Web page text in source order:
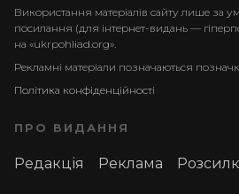
Використання матеріалів сайту лише за
посилання (для інтернет-видань —
на «ukrpohliad.org».
Рекламні матеріали позначаються
Політика конфіденційності
ПРО ВИДАННЯ
Редакція Реклама